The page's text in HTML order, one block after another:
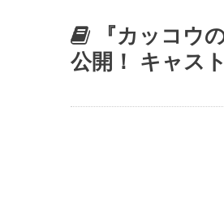
『カッコウ
公開！ キャス